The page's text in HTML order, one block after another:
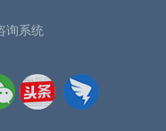
询系统